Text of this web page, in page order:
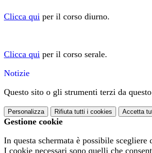
Clicca qui per il corso diurno.
Clicca qui per il corso serale.
Notizie
Questo sito o gli strumenti terzi da
Personalizza Rifiuta tutti i cookies Accetta
Gestione cookie
In questa schermata è possibile
I cookie necessari sono quelli che